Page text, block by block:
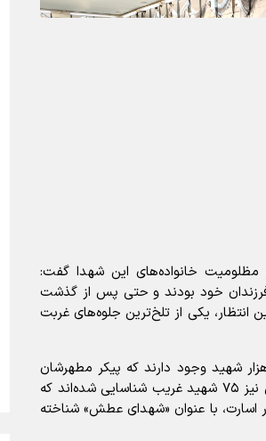
مظلومیت خانواده‌های این شهدا گفت:
فرزندان خود بودند و حتی پس از گذشت
انتظار، یکی از تلخ‌ترین جلوه‌های غربت
شهید وجود دارند که پیکر مطهرشان
هنوز به وطن بازنگشته است و در استان قزوین نیز ۷۵ شهید غریب شناسایی شده‌اند که
اسارت، با عنوان «شهدای عطش» شناخته